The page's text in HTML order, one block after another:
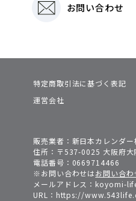
お問い合わせ
特定商取引法に基づく表記
運営会社
販売業者：新日本カレンダ
住所：〒537-0025 大阪府大
電話番号： 0669714466
※お問い合わせはお問い合わ
メールアドレス： koyomi-
URL：https://